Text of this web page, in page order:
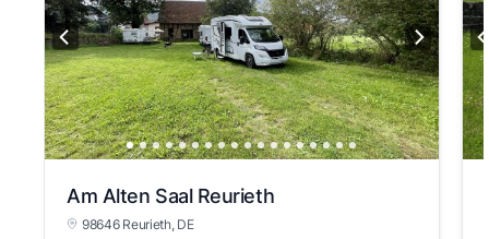
Am Alten Saal Reurieth
98646 Reurieth, DE